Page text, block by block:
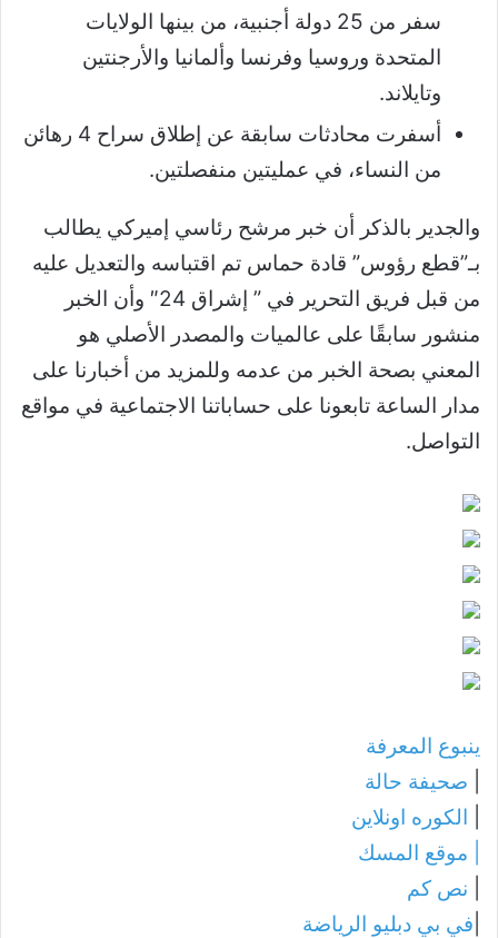
سفر من 25 دولة أجنبية، من بينها الولايات
المتحدة وروسيا وفرنسا وألمانيا والأرجنتين
وتايلاند.
أسفرت محادثات سابقة عن إطلاق سراح 4 رهائن
من النساء، في عمليتين منفصلتين.
والجدير بالذكر أن خبر مرشح رئاسي إميركي يطالب
بـ”قطع رؤوس” قادة حماس تم اقتباسه والتعديل عليه
من قبل فريق التحرير في ” إشراق 24″ وأن الخبر
منشور سابقًا على عالميات والمصدر الأصلي هو
المعني بصحة الخبر من عدمه وللمزيد من أخبارنا على
مدار الساعة تابعونا على حساباتنا الاجتماعية في مواقع
التواصل.
ينبوع المعرفة
صحيفة حالة
الكوره اونلاين
موقع المسك
نص كم
في بي دبليو الرياضة